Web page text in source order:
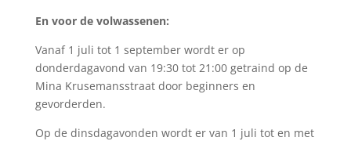
En voor de volwassenen:
Vanaf 1 juli tot 1 september wordt er op
donderdagavond van 19:30 tot 21:00 getraind op de
Mina Krusemansstraat door beginners en
gevorderden.
Op de dinsdagavonden wordt er van 1 juli tot en met